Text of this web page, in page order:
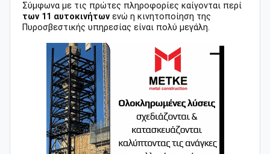
Σύμφωνα με τις πρώτες πληροφορίες καίγονται περί
των 11 αυτοκινήτων ενώ η κινητοποίηση της
Πυροσβεστικής υπηρεσίας είναι πολύ μεγάλη.